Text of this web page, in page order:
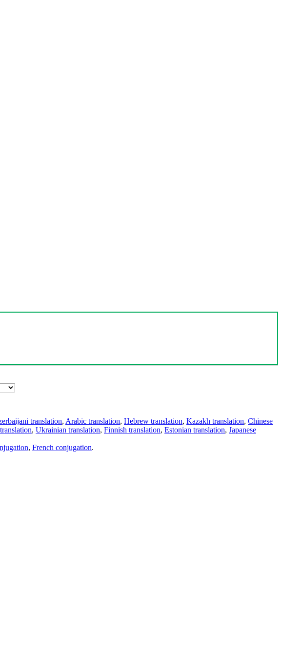
translation, Arabic translation, Hebrew translation, Kazakh translation, Chinese
, Ukrainian translation, Finnish translation, Estonian translation, Japanese
, French conjugation.